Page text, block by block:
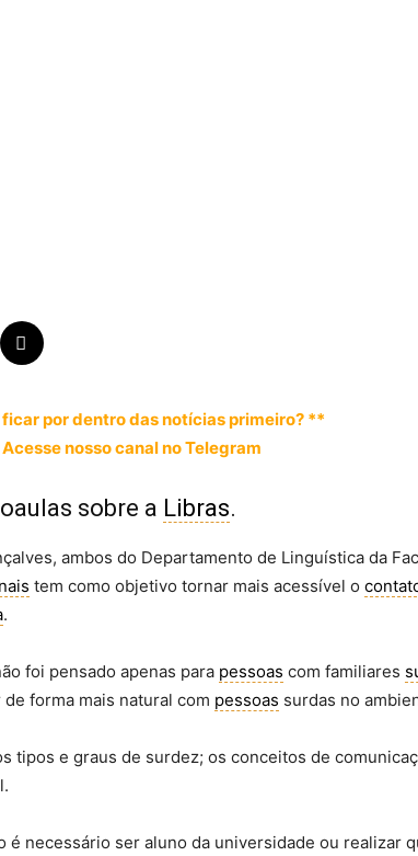
por dentro das notícias primeiro? **
Acesse nosso canal no Telegram
sobre a Libras.
ambos do Departamento de Linguística da
tem como objetivo tornar mais acessível o
.
foi pensado apenas para pessoas com familiares
forma mais natural com pessoas surdas no
tipos e graus de surdez; os conceitos de
é necessário ser aluno da universidade ou realizar